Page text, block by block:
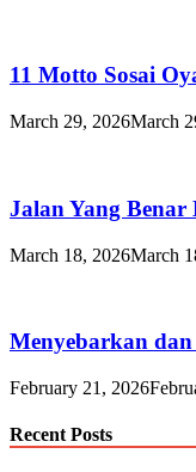
11 Motto Sosai
March 29, 2026March
Jalan Yang
March 18, 2026March
Menyebarkan
February 21, 2026
Recent Posts